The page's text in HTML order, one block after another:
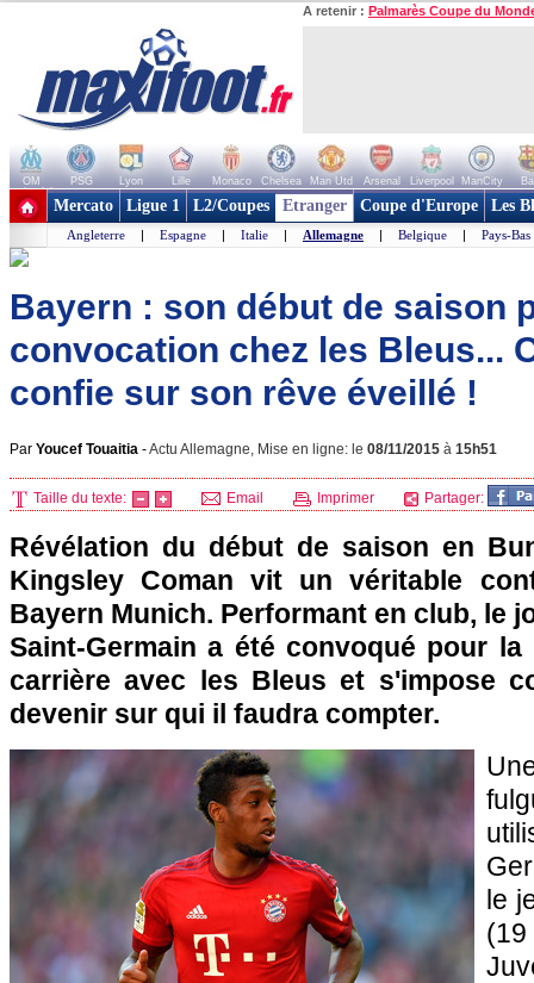
A retenir : Palmarès Coupe du
OM PSG Lyon Lille Monaco Chelsea Man Utd Arsenal Liverpool ManCity
+ de clubs
Mercato Ligue 1 L2/Coupes Etranger Coupe d'Europe Les
Angleterre | Espagne | Italie | Allemagne | Belgique | Pays-Bas
Bayern : son début de saison
convocation chez les Bleus...
confie sur son rêve éveillé !
Par Youcef Touaitia -Actu Allemagne, Mise en ligne: le 08/11/2015 à 15h51
Taille du texte: Email Imprimer Partager:
Révélation du début de saison en
Kingsley Coman vit un véritable
Bayern Munich. Performant en club, le
Saint-Germain a été convoqué pour
carrière avec les Bleus et s'impose
devenir sur qui il faudra compter.
le